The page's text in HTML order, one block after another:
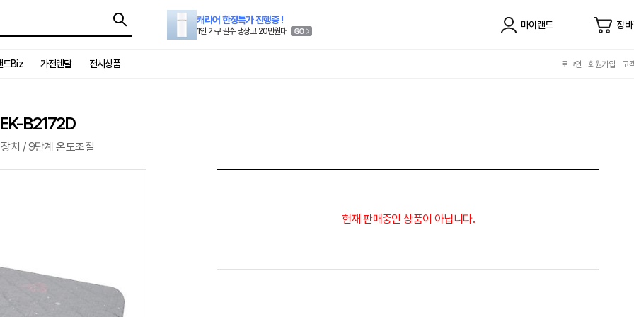
캐리어 한정특가 진행중 !
1인 가구 필수 냉장고 20만원대
마이랜드 장
드Biz 가전렌탈 전시상품 로그인 회원가입 고
B2172D
치 / 9단계 온도조절
현재 판매중인 상품이 아닙니다.